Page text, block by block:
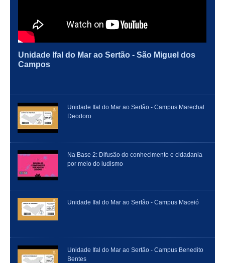
Unidade Ifal do Mar ao Sertão - São Miguel dos
Campos
Unidade Ifal do Mar ao Sertão - Campus Marechal
Deodoro
Na Base 2: Difusão do conhecimento e cidadania
por meio do ludismo
Unidade Ifal do Mar ao Sertão - Campus Maceió
Unidade Ifal do Mar ao Sertão - Campus Benedito
Bentes